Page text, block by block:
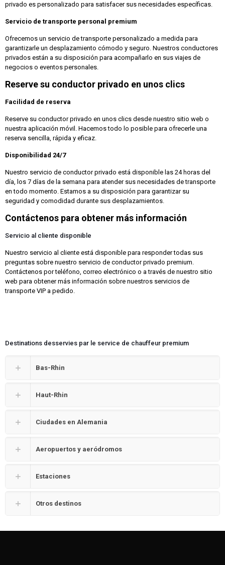
privado es personalizado para satisfacer sus necesidades específicas.
Servicio de transporte personal premium
Ofrecemos un servicio de transporte personalizado a medida para
garantizarle un desplazamiento cómodo y seguro. Nuestros conductores
privados están a su disposición para acompañarlo en sus viajes de
negocios o eventos personales.
Reserve su conductor privado en unos clics
Facilidad de reserva
Reserve su conductor privado en unos clics desde nuestro sitio web o
nuestra aplicación móvil. Hacemos todo lo posible para ofrecerle una
reserva sencilla, rápida y eficaz.
Disponibilidad 24/7
Nuestro servicio de conductor privado está disponible las 24 horas del
día, los 7 días de la semana para atender sus necesidades de transporte
en todo momento. Estamos a su disposición para garantizar su
seguridad y comodidad durante sus desplazamientos.
Contáctenos para obtener más información
Servicio al cliente disponible
Nuestro servicio al cliente está disponible para responder todas sus
preguntas sobre nuestro servicio de conductor privado premium.
Contáctenos por teléfono, correo electrónico o a través de nuestro sitio
web para obtener más información sobre nuestros servicios de
transporte VIP a pedido.
Destinations desservies par le service de chauffeur premium
Bas-Rhin
Haut-Rhin
Ciudades en Alemania
Aeropuertos y aeródromos
Estaciones
Otros destinos